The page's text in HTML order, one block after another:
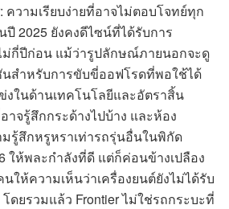
ความเรียบง่ายที่อาจไม่ตอบโจทย์ทุก
ปี 2025 ยังคงดีไซน์ที่ได้รับการ
ม่กี่ปีก่อน แม้ว่ารูปลักษณ์ภายนอกจะดู
สำหรับการขับขี่ออฟโรดที่พอใช้ได้
ในด้านเทคโนโลยีและอัตราสิ้น
าจรู้สึกกระด้างไปบ้าง และห้อง
รู้สึกหรูหราเท่ารถรุ่นอื่นในพิกัด
ให้พละกำลังที่ดี แต่ก็ค่อนข้างเปลือง
ให้ความเห็นว่าเครื่องยนต์ยังไม่ได้รับ
ดยรวมแล้ว Frontier ไม่ใช่รถกระบะที่